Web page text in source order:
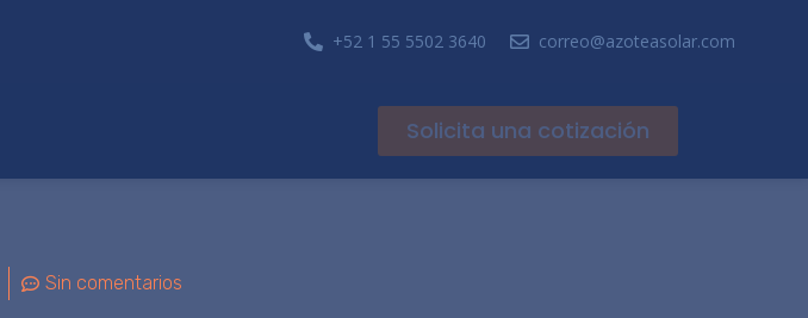
+52 1 55 5502 3640 correo@azoteasolar.com
Solicita una cotización
Sin comentarios